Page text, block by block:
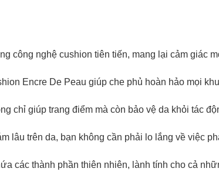
công nghệ cushion tiên tiến, mang lại cảm giác
Encre De Peau giúp che phủ hoàn hảo mọi
chỉ giúp trang điểm mà còn bảo vệ da khỏi tác
lâu trên da, bạn không cần phải lo lắng về việc
các thành phần thiên nhiên, lành tính cho cả
Chào mừng khách hàng
cho đơn hàng có giá trị từ
🎁 Đừng Bỏ Lỡ! 🎁
Mã Giảm Giá Dành Riêng Cho Bạn
Giảm ngay cho bất kỳ đơn hàng nào.